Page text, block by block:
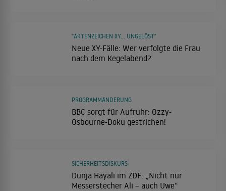
Neue XY-Fälle: Wer verfolgte die Frau
nach dem Kegelabend?
"AKTENZEICHEN XY... UNGELÖST"
BBC sorgt für Aufruhr: Ozzy-
Osbourne-Doku gestrichen!
PROGRAMMÄNDERUNG
Dunja Hayali im ZDF: „Nicht nur
Messerstecher Ali – auch Uwe“
SICHERHEITSDISKURS